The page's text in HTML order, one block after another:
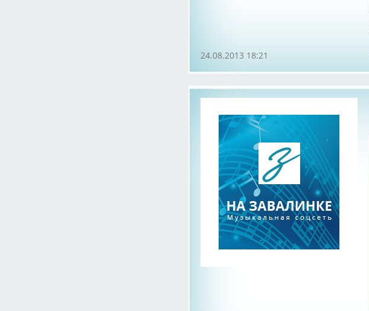
24.08.2013 18:21